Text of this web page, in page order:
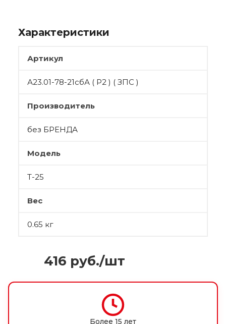
Характеристики
Артикул
А23.01-78-21сбА ( Р2 ) ( ЗПС )
Производитель
без БРЕНДА
Модель
Т-25
Вес
0.65 кг
416 руб./шт
Более 15 лет